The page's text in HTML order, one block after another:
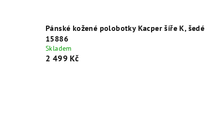
Pánské kožené polobotky Kacper šíře K, šedé
15886
Skladem
2 499 Kč